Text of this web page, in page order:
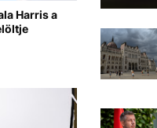
Harris a